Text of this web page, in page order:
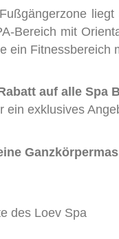
Bereich mit
ein
auf alle Spa
ein exklusives
des Loev Spa